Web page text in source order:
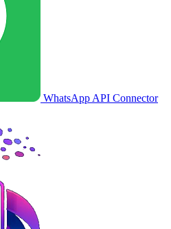
WhatsApp API Connector